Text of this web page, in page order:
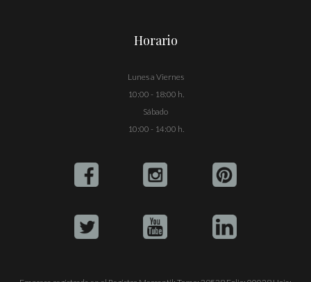
Horario
Lunes a Viernes
10:00 - 18:00 h.
Sábado
10:00 - 14:00 h.